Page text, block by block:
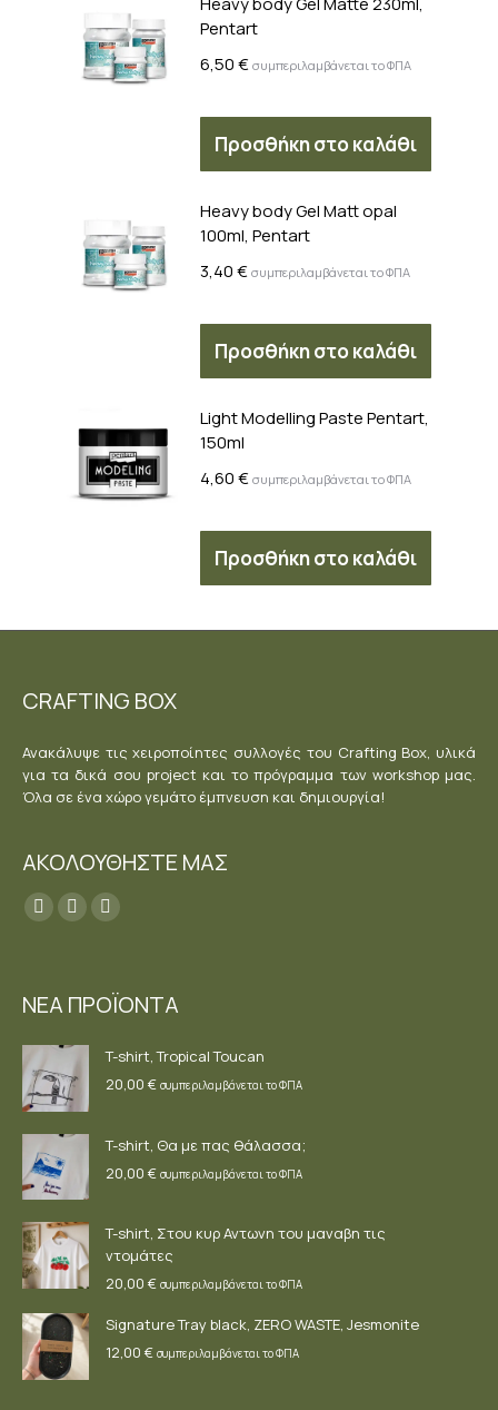
Pentart
6,50€ συμπεριλαμβάνεται το ΦΠΑ
Προσθήκη στο καλάθι
Heavy body Gel Matt opal
100ml, Pentart
3,40€ συμπεριλαμβάνεται το ΦΠΑ
Προσθήκη στο καλάθι
Light Modelling Paste Pentart,
150ml
4,60€ συμπεριλαμβάνεται το ΦΠΑ
Προσθήκη στο καλάθι
CRAFTING BOX
Ανακάλυψε τις χειροποίητες συλλογές του Crafting Box, υλικά
για τα δικά σου project και το πρόγραμμα των workshop μας.
Όλα σε ένα χώρο γεμάτο έμπνευση και δημιουργία!
ΑΚΟΛΟΥΘΗΣΤΕ ΜΑΣ
Find us on:
Facebook
in
window
YouTube
in
window
Instagram
in
window
ΝΕΑ ΠΡΟΪΟΝΤΑ
T-shirt, Tropical Toucan
20,00 € συμπεριλαμβάνεται το ΦΠΑ
T-shirt, Θα με πας θάλασσα;
20,00 € συμπεριλαμβάνεται το ΦΠΑ
T-shirt, Στου κυρ Αντωνη του μαναβη τις
ντομάτες
20,00 € συμπεριλαμβάνεται το ΦΠΑ
Signature Tray black, ZERO WASTE, Jesmonite
12,00 € συμπεριλαμβάνεται το ΦΠΑ